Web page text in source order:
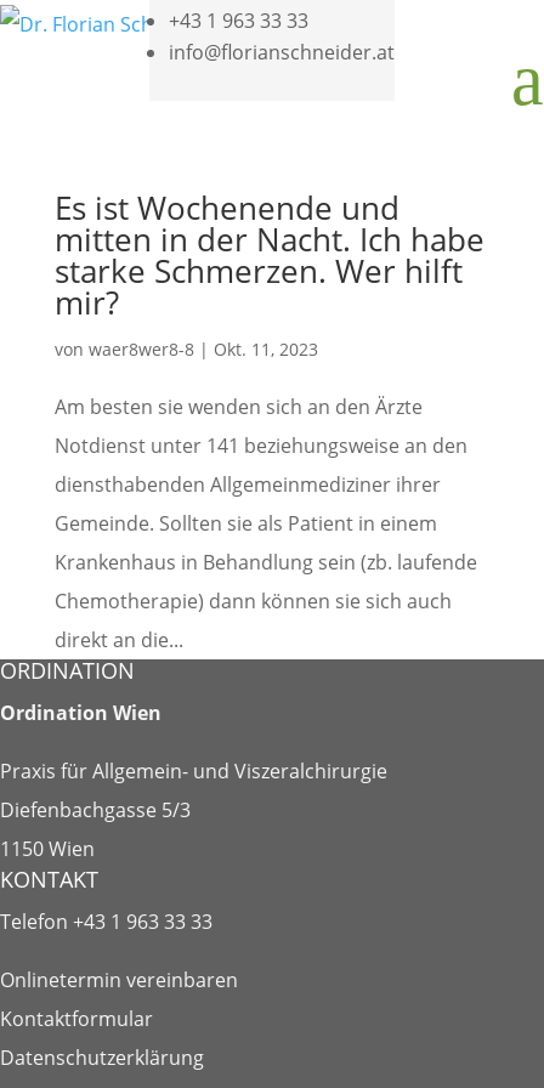
+43 1 963 33 33
info@florianschneider.at
a
Es ist Wochenende und
mitten in der Nacht. Ich habe
starke Schmerzen. Wer hilft
mir?
von waer8wer8-8| Okt. 11, 2023
Am besten sie wenden sich an den Ärzte
Notdienst unter 141 beziehungsweise an den
diensthabenden Allgemeinmediziner ihrer
Gemeinde. Sollten sie als Patient in einem
Krankenhaus in Behandlung sein (zb. laufende
Chemotherapie) dann können sie sich auch
direkt an die...
ORDINATION
Ordination Wien
Praxis für Allgemein- und Viszeralchirurgie
Diefenbachgasse 5/3
1150 Wien
KONTAKT
Telefon +43 1 963 33 33
Onlinetermin vereinbaren
Kontaktformular
Datenschutzerklärung